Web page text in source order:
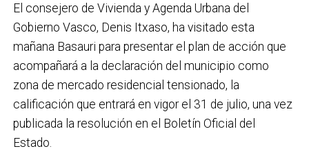
régimen de autoconsumo, que hacen de Basauri un
municipio más sostenible y preparado para el futuro.
En ese sentido, estamos trabajando en acciones de
clima y energía, entre las que destacan el diseño de
una red de refugios climáticos, junto con un Plan de
Actuación ante Episodios de Altas Temperaturas,
como las que recientemente hemos sufrido.
El consejero de Vivienda y Agenda Urbana del
Gobierno Vasco, Denis Itxaso, ha visitado esta
mañana Basauri para presentar el plan de acción que
acompañará a la declaración del municipio como
zona de mercado residencial tensionado, la
calificación que entrará en vigor el 31 de julio, una vez
publicada la resolución en el Boletín Oficial del
Estado.